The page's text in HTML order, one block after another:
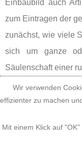
Einbaubild auch
zum Eintragen der
zunächst, wie viele
sich um ganze
Säulenschaft einer
Säulenschaft-
hohen Säule nur 2
die Anzahl der
Anzahl der
Wir verwenden
effizienter zu machen
Mit einem Klick auf